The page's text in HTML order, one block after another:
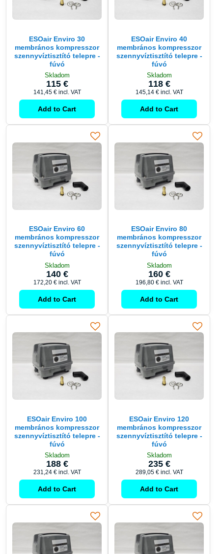
ESOair Enviro 30
membrános kompresszor
szennyvíztisztító telepre -
fúvó
Skladom
115 €
141,45 € incl. VAT
Add to Cart
ESOair Enviro 40
membrános kompresszor
szennyvíztisztító telepre -
fúvó
Skladom
118 €
145,14 € incl. VAT
Add to Cart
ESOair Enviro 60
membrános kompresszor
szennyvíztisztító telepre -
fúvó
Skladom
140 €
172,20 € incl. VAT
Add to Cart
ESOair Enviro 80
membrános kompresszor
szennyvíztisztító telepre -
fúvó
Skladom
160 €
196,80 € incl. VAT
Add to Cart
ESOair Enviro 100
membrános kompresszor
szennyvíztisztító telepre -
fúvó
Skladom
188 €
231,24 € incl. VAT
Add to Cart
ESOair Enviro 120
membrános kompresszor
szennyvíztisztító telepre -
fúvó
Skladom
235 €
289,05 € incl. VAT
Add to Cart